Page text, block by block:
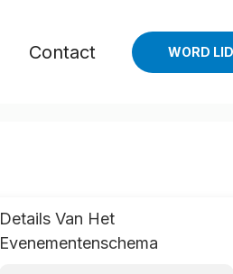
Contact WORD LID
Details Van Het
Evenementenschema